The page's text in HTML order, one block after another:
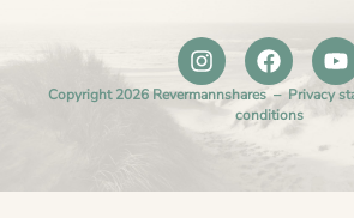
Copyright 2026 Revermannshares –Privacy
conditions